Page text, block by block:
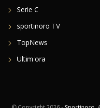
Serie C
sportinoro TV
TopNews
Ultim'ora